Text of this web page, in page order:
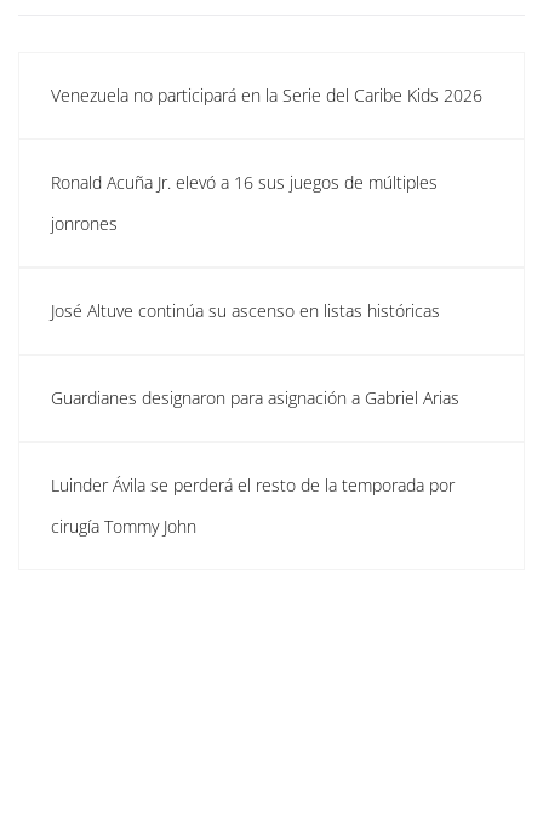
Venezuela no participará en la Serie del Caribe Kids 2026
Ronald Acuña Jr. elevó a 16 sus juegos de múltiples
jonrones
José Altuve continúa su ascenso en listas históricas
Guardianes designaron para asignación a Gabriel Arias
Luinder Ávila se perderá el resto de la temporada por
cirugía Tommy John